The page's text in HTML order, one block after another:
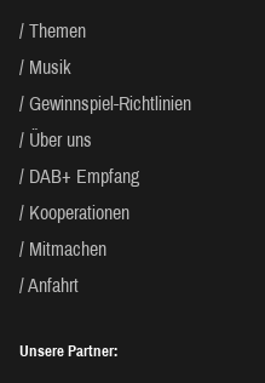
Themen
Musik
Gewinnspiel-Richtlinien
Über uns
DAB+ Empfang
Kooperationen
Mitmachen
Anfahrt
Unsere Partner: